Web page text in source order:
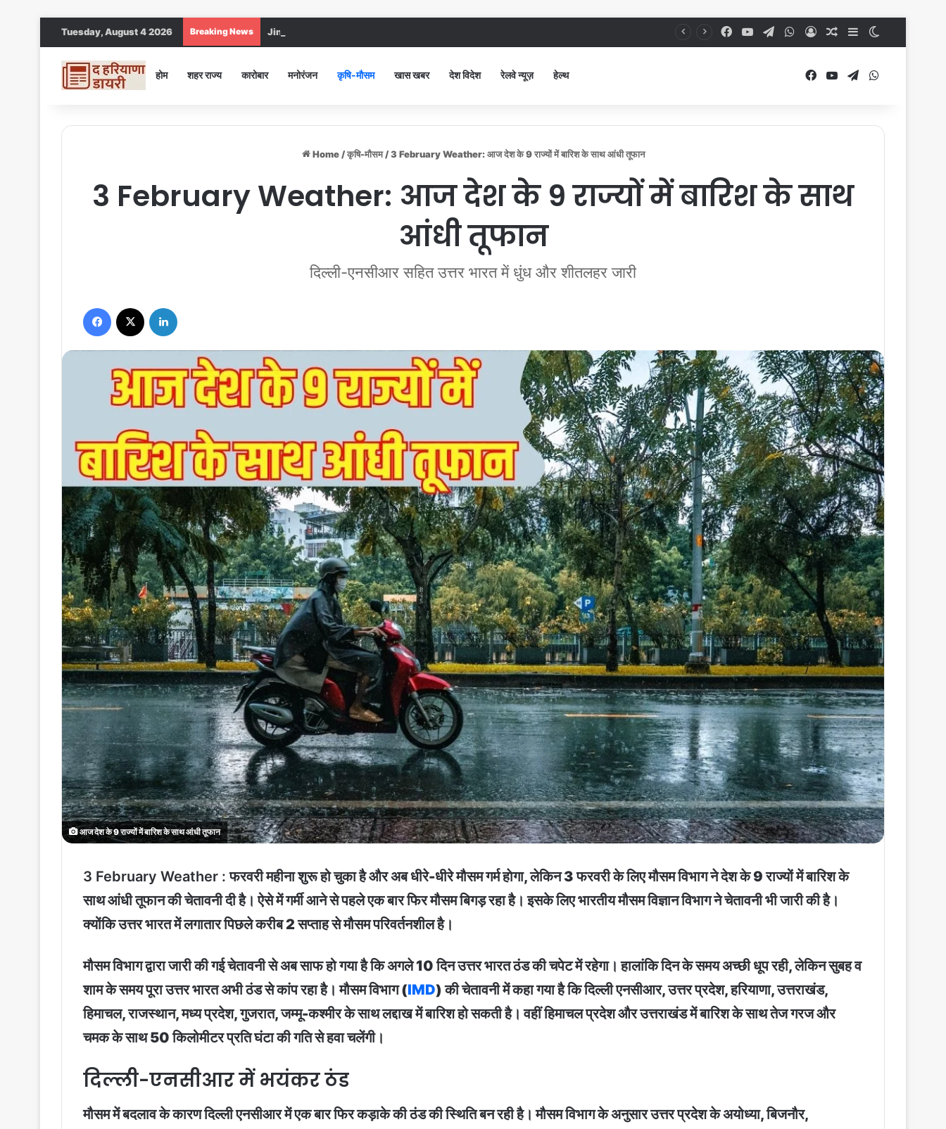
Tuesday, August 4 2026 Breaking News Jind DC : जींद सिविल अस्पताल में गंदगी देख भड़कीं DC, बोलीं, आप खुद बाथरूम में खड़े होकर दिखाओ Facebook
YouTubeTelegramWhatsApp
Log InRandom Article
Sidebar
होम शहर राज्य कारोबार मनोरंजन कृषि-मौसम खास खबर देश विदेश रेलवे न्यूज़ हेल्थ Facebook
YouTubeTelegram
Home / कृषि-मौसम / 3 February Weather: आज देश के 9 राज्यों में बारिश के साथ आंधी तूफान
3 February Weather: आज देश के 9 राज्यों में बारिश के साथ
आंधी तूफान
दिल्ली-एनसीआर सहित उत्तर भारत में धुंध और शीतलहर जारी
Facebook
आज देश के 9 राज्यों में बारिश के साथ आंधी तूफान
3 February Weather :फरवरी महीना शुरू हो चुका है और अब धीरे-धीरे मौसम गर्म हाेगा, लेकिन 3 फरवरी के लिए मौसम विभाग ने देश के 9 राज्यों में बारिश के
साथ आंधी तूफान की चेतावनी दी है। ऐसे में गर्मी आने से पहले एक बार फिर मौसम बिगड़ रहा है। इसके लिए भारतीय मौसम विज्ञान विभाग ने चेतावनी भी जारी की है।
क्योंकि उत्तर भारत में लगातार पिछले करीब 2 सप्ताह से मौसम परिवर्तनशील है।
मौसम विभाग द्वारा जारी की गई चेतावनी से अब साफ हो गया है कि अगले 10 दिन उत्तर भारत ठंड की चपेट में रहेगा। हालांकि दिन के समय अच्छी धूप रही, लेकिन सुबह व
शाम के समय पूरा उत्तर भारत अभी ठंड से कांप रहा है। मौसम विभाग (IMD) की चेतावनी में कहा गया है कि दिल्ली एनसीआर, उत्तर प्रदेश, हरियाणा, उत्तराखंड,
हिमाचल, राजस्थान, मध्य प्रदेश, गुजरात, जम्मू-कश्मीर के साथ लद्दाख में बारिश हो सकती है। वहीं हिमाचल प्रदेश और उत्तराखंड में बारिश के साथ तेज गरज और
चमक के साथ 50 किलोमीटर प्रति घंटा की गति से हवा चलेंगी।
दिल्ली-एनसीआर में भयंकर ठंड
मौसम में बदलाव के कारण दिल्ली एनसीआर में एक बार फिर कड़ाके की ठंड की स्थिति बन रही है। मौसम विभाग के अनुसार उत्तर प्रदेश के अयोध्या, बिजनौर,